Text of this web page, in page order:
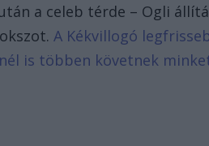
a celeb térde – Ogli
A Kékvillogó
is többen követnek